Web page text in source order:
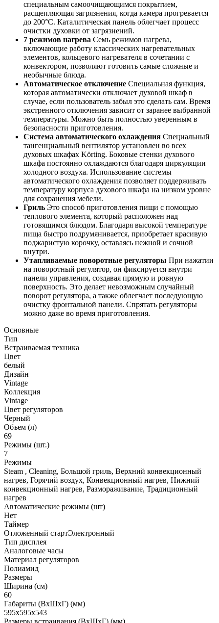
специальным самоочищающимся покрытием,
расщепляющая загрязнения, когда камера прогревается
до 200°С. Каталитическая панель облегчает процесс
очистки духовки от загрязнений.
7 режимов нагрева Семь режимов нагрева,
включающие работу классических нагревательных
элементов, кольцевого нагревателя в сочетании с
конвектором, позволяют готовить самые сложные и
необычные блюда.
Автоматическое отключение Специальная функция,
которая автоматически отключает духовой шкаф в
случае, если пользователь забыл это сделать сам. Время
экстренного отключения зависит от заранее выбранной
температуры. Можно быть полностью уверенным в
безопасности приготовления.
Система автоматического охлаждения Специальный
тангенциальный вентилятор установлен во всех
духовых шкафах Körting. Боковые стенки духового
шкафа постоянно охлаждаются благодаря циркуляции
холодного воздуха. Использование системы
автоматического охлаждения позволяет поддерживать
температуру корпуса духового шкафа на низком уровне
для сохранения мебели.
Гриль Это способ приготовления пищи с помощью
теплового элемента, который расположен над
готовящимся блюдом. Благодаря высокой температуре
пища быстро подрумянивается, приобретает красивую
поджаристую корочку, оставаясь нежной и сочной
внутри.
Утапливаемые поворотные регуляторы При нажатии
на поворотный регулятор, он фиксируется внутри
панели управления, создавая прямую и ровную
поверхность. Это делает невозможным случайный
поворот регулятора, а также облегчает последующую
очистку фронтальной панели. Спрятать регуляторы
можно даже во время приготовления.
Основные
Тип
Встраиваемая техника
Цвет
белый
Дизайн
Vintage
Коллекция
Vintage
Цвет регуляторов
Черный
Объем (л)
69
Режимы (шт.)
7
Режимы
Steam , Сleaning, Большой гриль, Верхний конвекционный
нагрев, Горячий воздух, Конвекционный нагрев, Нижний
конвекционный нагрев, Размораживание, Традиционный
нагрев
Автоматические режимы (шт)
Нет
Таймер
Отложенный стартЭлектронный
Тип дисплея
Аналоговые часы
Материал регуляторов
Полиамид
Размеры
Ширина (см)
60
Габариты (ВхШхГ) (мм)
595х595х543
Размеры встраивания (ВхШхГ) (мм)